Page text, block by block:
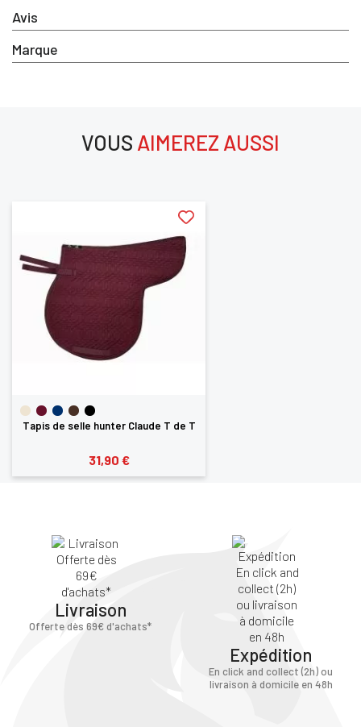
Avis
Marque
VOUS AIMEREZ AUSSI
Tapis de selle hunter Claude T de T
31,90 €
Livraison
Offerte dès 69€ d'achats*
Expédition
En click and collect (2h) ou
livraison à domicile en 48h